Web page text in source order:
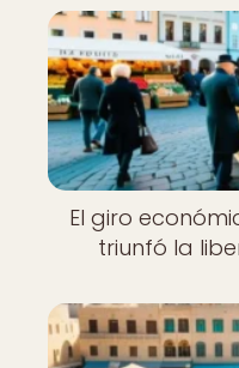
El giro
triunfó la